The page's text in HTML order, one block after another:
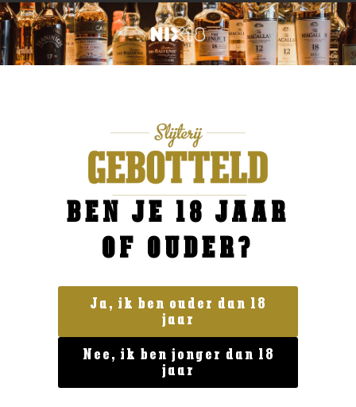
Geen categorie
Enate 234 Chardonnay Magnum
29,99
BEN JE 18 JAAR
OF OUDER?
Ja, ik ben ouder dan 18
jaar
Nee, ik ben jonger dan 18
jaar